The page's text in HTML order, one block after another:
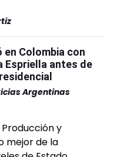
en Colombia con
Espriella antes de
Argentinas
y
mejor de la